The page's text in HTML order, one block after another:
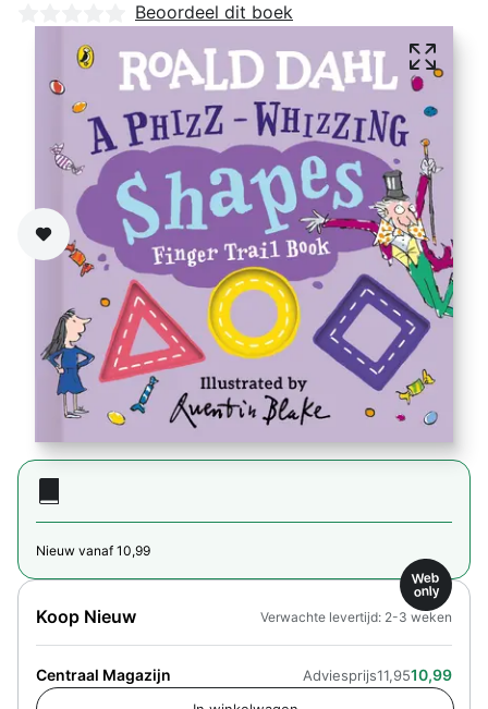
Nog geen beoordelingen
Beoordeel dit boek
Zet op verlanglijst
Nieuw vanaf 10,99
Koop Nieuw
Web
only
Centraal Magazijn Adviesprijs11,9510,99
Verwachte levertijd: 2-3 weken